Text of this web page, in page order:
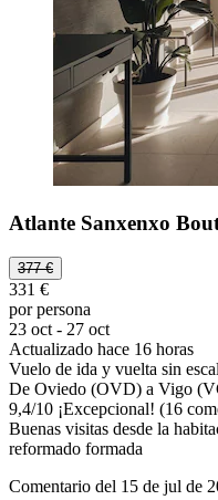
Atlante Sanxenxo
377 €
331 €
por persona
23 oct - 27 oct
Actualizado hace 16 horas
Vuelo de ida y vuelta sin
De Oviedo (OVD) a Vigo
9,4/10 ¡Excepcional! (16
Buenas visitas desde la
reformado formada
Comentario del 15 de jul de